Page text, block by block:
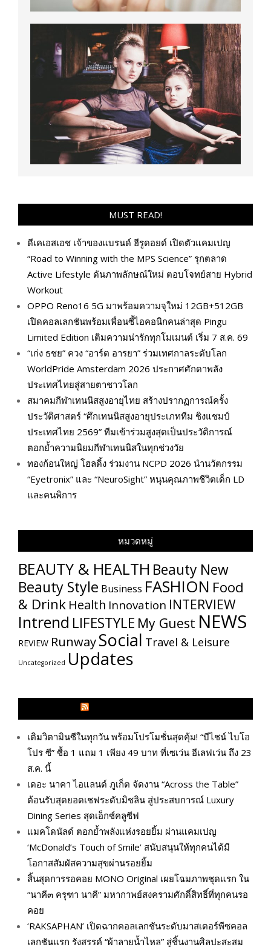
MUST READ!
ดีเคเอสเอช เจ้าของแบรนด์ ฮีรูดอยด์ เปิดตัวแคมเปญ
“Road to Winning with the MPS Science” รุกตลาด
Active Lifestyle ดันภาพลักษณ์ใหม่ ตอบโจทย์สาย Hybrid
Workout
OPPO Reno16 5G มาพร้อมความจุใหม่ 12GB+512GB
เปิดคอลเลกชันพร้อมเพื่อนซี้ไอคอนิกคนล่าสุด Pingu
Limited Edition เติมความน่ารักทุกโมเมนต์ เริ่ม 7 ส.ค. 69
“เก่ง ธชย” ควง “อาร์ต อารยา” ร่วมเทศกาลระดับโลก
WorldPride Amsterdam 2026 ประกาศศักดาพลัง
ประเทศไทยสู่สายตาชาวโลก
สมาคมกีฬาเทนนิสสูงอายุไทย สร้างปรากฏการณ์ครั้ง
ประวัติศาสตร์ “ศึกเทนนิสสูงอายุประเภททีม ชิงแชมป์
ประเทศไทย 2569” ทีมเข้าร่วมสูงสุดเป็นประวัติการณ์
ตอกย้ำความนิยมกีฬาเทนนิสในทุกช่วงวัย
ทองก้อนใหญ่ โฮลดิ้ง ร่วมงาน NCPD 2026 นำนวัตกรรม
“Eyetronix” และ “NeuroSight” หนุนคุณภาพชีวิตเด็ก LD
และคนพิการ
หมวดหมู่
BEAUTY & HEALTH Beauty New
Beauty Style Business FASHION Food
& Drink Health Innovation INTERVIEW
Intrend LIFESTYLE My​ Guest NEWS
REVIEW RunwaySocial Travel & Leisure
Uncategorized Updates
เติมวิตามินซีในทุกวัน พร้อมโปรโมชั่นสุดคุ้ม! “บีไชน์ ไบโอ
โปร ซี” ซื้อ 1 แถม 1 เพียง 49 บาท ที่เซเว่น อีเลฟเว่น ถึง 23
ส.ค. นี้
เดอะ นาคา ไอแลนด์ ภูเก็ต จัดงาน “Across the Table”
ต้อนรับสุดยอดเชฟระดับมิชลิน สู่ประสบการณ์ Luxury
Dining Series สุดเอ็กซ์คลูซีฟ
แมคโดนัลด์ ตอกย้ำพลังแห่งรอยยิ้ม ผ่านแคมเปญ
‘McDonald’s Touch of Smile’ สนับสนุนให้ทุกคนได้มี
โอกาสสัมผัสความสุขผ่านรอยยิ้ม
สิ้นสุดการรอคอย MONO Original เผยโฉมภาพชุดแรก ใน
“นาคี๓ ครุฑา นาคี” มหากาพย์สงครามศักดิ์สิทธิ์ที่ทุกคนรอ
คอย
‘RAKSAPHAN’ เปิดฉากคอลเลกชันระดับมาสเตอร์พีซคอล
เลกชันแรก รังสรรค์ “ผ้าลายน้ำไหล” สู่ชิ้นงานศิลปะสะสม